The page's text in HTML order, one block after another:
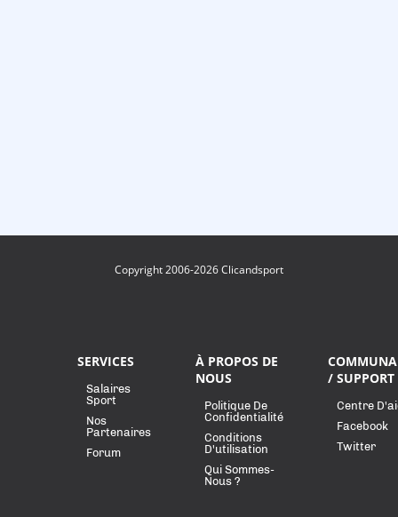
Copyright 2006-2026 Clicandsport
SERVICES
Salaires
Sport
Nos
Partenaires
Forum
À PROPOS DE
NOUS
Politique De
Confidentialité
Conditions
D'utilisation
Qui Sommes-
Nous ?
/ SUPPORT
Centre
Facebook
Twitter